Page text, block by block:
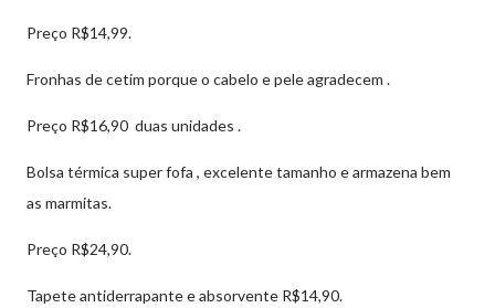
Preço R$14,99.
Fronhas de cetim porque o cabelo e pele agradecem .
Preço R$16,90 duas unidades .
Bolsa térmica super fofa , excelente tamanho e armazena bem
as marmitas.
Preço R$24,90.
Tapete antiderrapante e absorvente R$14,90.